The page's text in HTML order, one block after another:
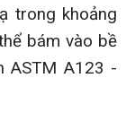
trong khoảng
bám vào bề
ASTM A123 -